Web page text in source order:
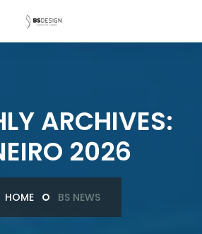
ARCHIVES:
2026
HOME BS NEWS